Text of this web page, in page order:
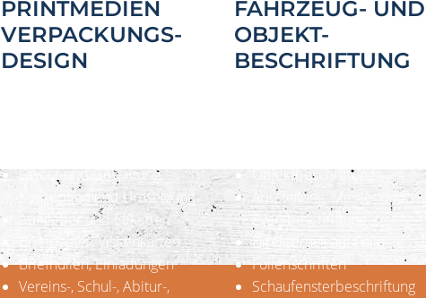
PRINTMEDIEN
VERPACKUNGS-
DESIGN
Layout und Gestaltung,
Konzeption und Umsetzung
Aufkleber und Etiketten
Briefpapier, Visitenkarten
Briefhüllen, Einladungen
Vereins-, Schul-, Abitur-,
FAHRZEUG- UND
OBJEKT-
BESCHRIFTUNG
Objektbeschriftung
Ausstellung, Messe- und
Eventbeschriftung
Direktdruck auf Folie
Folienschriften
Schaufensterbeschriftung